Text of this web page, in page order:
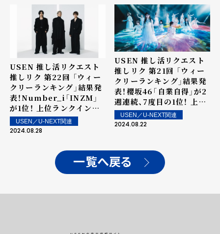
USEN 推し活リクエスト
推しリク 第22回 「ウィー
クリーランキング」結果発
表！Number_i「INZM」
が1位！ 上位ランクイン楽
曲は街中・店内で配信！
USEN／U-NEXT関連
2024.08.28
USEN 推し活リクエスト
推しリク 第21回 「ウィー
クリーランキング」結果発
表！櫻坂46「自業自得」が2
週連続、7度目の1位！ 上位
ランクイン楽曲は街中・店
内で配信！
USEN／U-NEXT関連
2024.08.22
一覧へ戻る